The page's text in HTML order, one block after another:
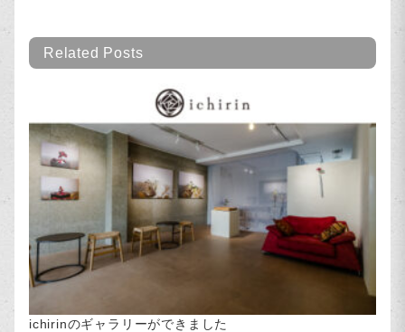
Related Posts
ichirinのギャラリーができました